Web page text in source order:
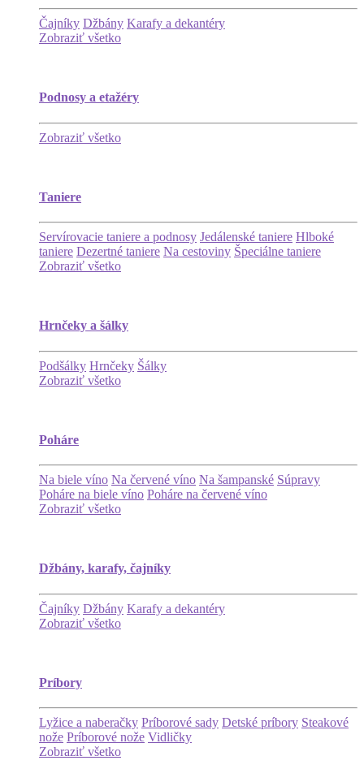
Čajníky Džbány Karafy a dekantéry
Zobraziť všetko
Podnosy a etažéry
Zobraziť všetko
Taniere
Servírovacie taniere a podnosy Jedálenské taniere Hlboké
taniere Dezertné taniere Na cestoviny Špeciálne taniere
Zobraziť všetko
Hrnčeky a šálky
Podšálky Hrnčeky Šálky
Zobraziť všetko
Poháre
Na biele víno Na červené víno Na šampanské Súpravy
Poháre na biele víno Poháre na červené víno
Zobraziť všetko
Džbány, karafy, čajníky
Čajníky Džbány Karafy a dekantéry
Zobraziť všetko
Príbory
Lyžice a naberačky Príborové sady Detské príbory Steakové
nože Príborové nože Vidličky
Zobraziť všetko